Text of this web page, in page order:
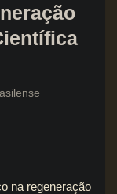
na regeneração